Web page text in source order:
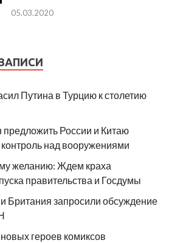
05.03.2020
Путина в Турцию к столетию
России и Китаю
над вооружениями
желанию: Ждем краха
правительства и Госдумы
запросили обсуждение
героев комиксов